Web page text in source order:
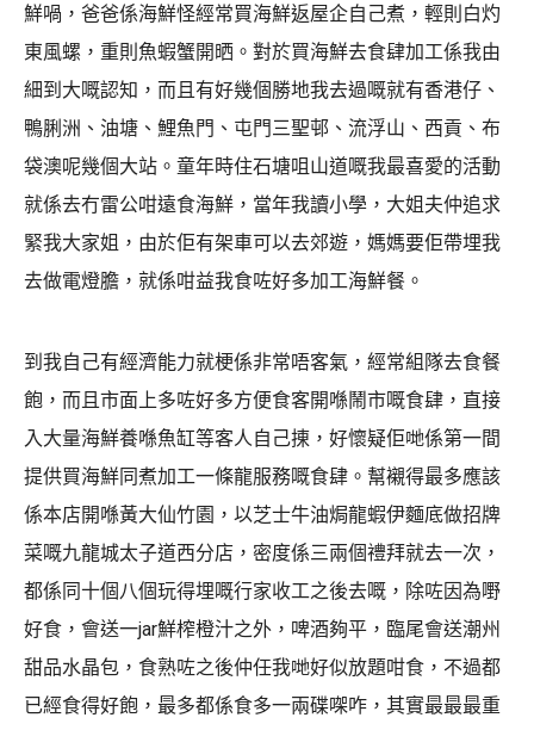
鮮喎，爸爸係海鮮怪經常買海鮮返屋企自己煮，輕則白灼
東風螺，重則魚蝦蟹開晒。對於買海鮮去食肆加工係我由
細到大嘅認知，而且有好幾個勝地我去過嘅就有香港仔、
鴨脷洲、油塘、鯉魚門、屯門三聖邨、流浮山、西貢、布
袋澳呢幾個大站。童年時住石塘咀山道嘅我最喜愛的活動
就係去冇雷公咁遠食海鮮，當年我讀小學，大姐夫仲追求
緊我大家姐，由於佢有架車可以去郊遊，媽媽要佢帶埋我
去做電燈膽，就係咁益我食咗好多加工海鮮餐。
到我自己有經濟能力就梗係非常唔客氣，經常組隊去食餐
飽，而且市面上多咗好多方便食客開喺鬧市嘅食肆，直接
入大量海鮮養喺魚缸等客人自己㨂，好懷疑佢哋係第一間
提供買海鮮同煮加工一條龍服務嘅食肆。幫襯得最多應該
係本店開喺黃大仙竹園，以芝士牛油焗龍蝦伊麵底做招牌
菜嘅九龍城太子道西分店，密度係三兩個禮拜就去一次，
都係同十個八個玩得埋嘅行家收工之後去嘅，除咗因為嘢
好食，會送一jar鮮榨橙汁之外，啤酒夠平，臨尾會送潮州
甜品水晶包，食熟咗之後仲任我哋好似放題咁食，不過都
已經食得好飽，最多都係食多一兩碟㗎咋，其實最最最重